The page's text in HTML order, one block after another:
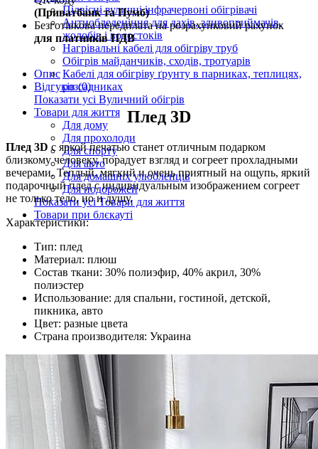
Підвісні вуличні інфрачервоні обігрівачі
Антиобледеніння для дахів, зливоприймачів,
жолобів і водостоків
Нагрівальні кабелі для обігріву труб
Обігрів майданчиків, сходів, тротуарів
Кабелі для обігріву ґрунту в парниках, теплицях,
розсадниках
Показати усі Вуличний обігрів
Товари для життя
Для дому
Для прохолоди
Для спорту
Для авто
Для домашніх улюбленців
Для подорожей
Показати усі Товари для життя
Товари при блєкауті
(Приватбанк та Пумб)
Безготівкова передплата на розрахунковий рахунок
для платників ПДВ
Опис
Відгуків (0)
Плед 3D
Плед 3D с яркой печатью станет отличным подарком
близкому человеку, порадует взгляд и согреет прохладными
вечерами. Теплый, мягкий и очень приятный на ощупь, яркий
подарочный плед с индивидуальным изображением согреет
не только тело, но и душу.
Характеристики:
Тип: плед
Материал: плюш
Состав ткани: 30% полиэфир, 40% акрил, 30%
полиэстер
Использование: для спальни, гостиной, детской,
пикника, авто
Цвет: разные цвета
Страна производителя: Украина